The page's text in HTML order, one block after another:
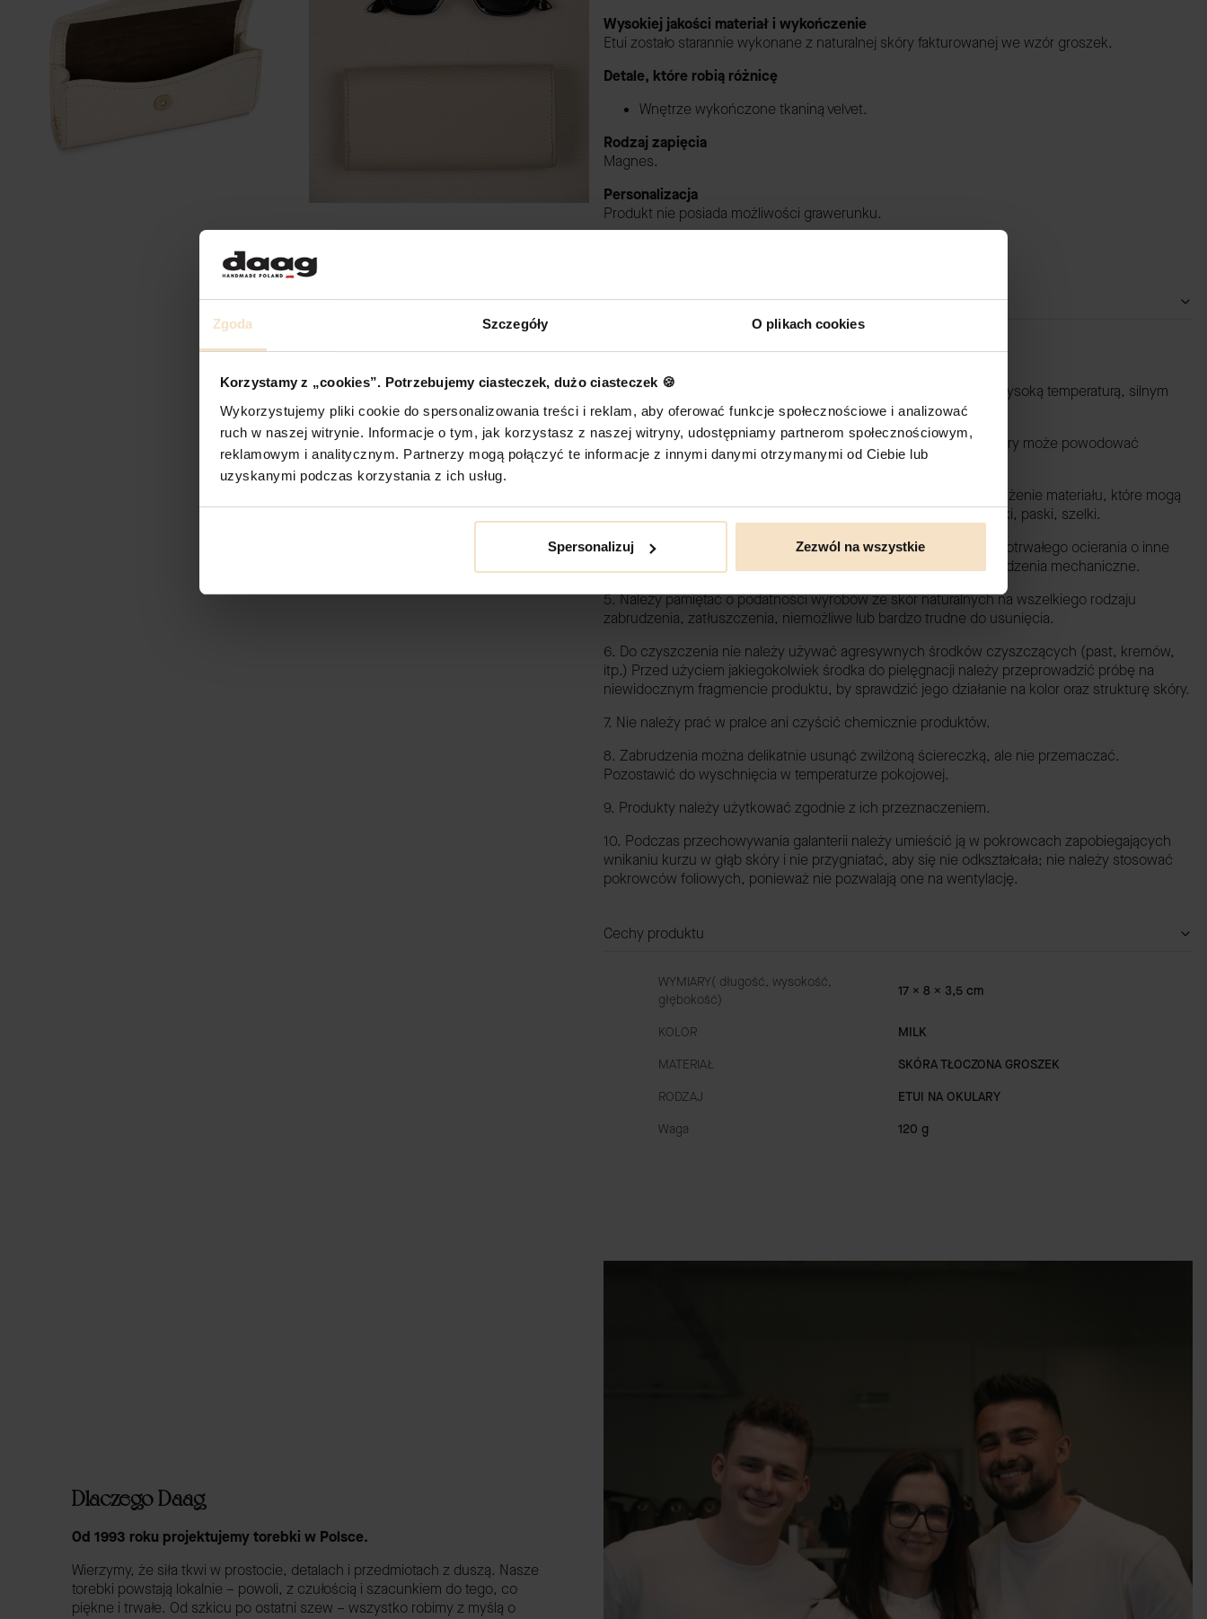
Zgoda Szczegóły O plikach cookies
Korzystamy z „cookies”. Potrzebujemy ciasteczek, dużo ciasteczek 🍪
Wykorzystujemy pliki cookie do spersonalizowania treści i reklam, aby oferować funkcje społecznościowe i analizować
ruch w naszej witrynie. Informacje o tym, jak korzystasz z naszej witryny, udostępniamy partnerom społecznościowym,
reklamowym i analitycznym. Partnerzy mogą połączyć te informacje z innymi danymi otrzymanymi od Ciebie lub
uzyskanymi podczas korzystania z ich usług.
Spersonalizuj Zezwól na wszystkie
Wysokiej jakości materiał i wykończenie
Etui zostało starannie wykonane z naturalnej skóry fakturowanej we wzór groszek.
Detale, które robią różnicę
Wnętrze wykończone tkaniną velvet.
Rodzaj zapięcia
Magnes.
Personalizacja
Produkt nie posiada możliwości grawerunku.
Pielęgnacja
PODSTAWOWE ZASADY UŻYTKOWANIA:
1. Wyroby ze skór oraz innych materiałów należy chronić przed wysoką temperaturą, silnym
nasłonecznieniem oraz przemoczeniem.
2. Skóra nie jest odporna na działanie deszczu, wilgoci, potu, który może powodować
odbarwienia na produkcie.
3. Nie należy narażać produktów na zbyt duże obciążenie i naprężenie materiału, które mogą
powodować uszkodzenia wrażliwych elementów takich jak: rączki, paski, szelki.
4. Należy uważać na ostre i chropowate przedmioty, unikać długotrwałego ocierania o inne
powierzchnie, które mogą powodować przetarcia lub inne uszkodzenia mechaniczne.
5. Należy pamiętać o podatności wyrobów ze skór naturalnych na wszelkiego rodzaju
zabrudzenia, zatłuszczenia, niemożliwe lub bardzo trudne do usunięcia.
6. Do czyszczenia nie należy używać agresywnych środków czyszczących (past, kremów,
itp.) Przed użyciem jakiegokolwiek środka do pielęgnacji należy przeprowadzić próbę na
niewidocznym fragmencie produktu, by sprawdzić jego działanie na kolor oraz strukturę skóry.
7. Nie należy prać w pralce ani czyścić chemicznie produktów.
8. Zabrudzenia można delikatnie usunąć zwilżoną ściereczką, ale nie przemaczać.
Pozostawić do wyschnięcia w temperaturze pokojowej.
9. Produkty należy użytkować zgodnie z ich przeznaczeniem.
10. Podczas przechowywania galanterii należy umieścić ją w pokrowcach zapobiegających
wnikaniu kurzu w głąb skóry i nie przygniatać, aby się nie odkształcała; nie należy stosować
pokrowców foliowych, ponieważ nie pozwalają one na wentylację.
Cechy produktu
WYMIARY( długość, wysokość,
głębokość)
17 x 8 x 3,5 cm
KOLOR
MILK
MATERIAŁ
SKÓRA TŁOCZONA GROSZEK
RODZAJ
ETUI NA OKULARY
Waga
120 g
Dlaczego Daag
Od 1993 roku projektujemy torebki w Polsce.
Wierzymy, że siła tkwi w prostocie, detalach i przedmiotach z duszą. Nasze
torebki powstają lokalnie – powoli, z czułością i szacunkiem do tego, co
piękne i trwałe. Od szkicu po ostatni szew – wszystko robimy z myślą o